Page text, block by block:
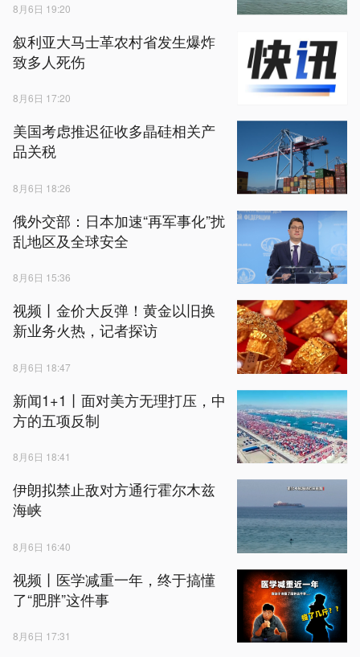
8月6日 19:20
叙利亚大马士革农村省发生爆炸
致多人死伤
8月6日 17:20
美国考虑推迟征收多晶硅相关产
品关税
8月6日 18:26
俄外交部：日本加速“再军事化”扰
乱地区及全球安全
8月6日 15:36
视频丨金价大反弹！黄金以旧换
新业务火热，记者探访
8月6日 18:47
新闻1+1丨面对美方无理打压，中
方的五项反制
8月6日 18:41
伊朗拟禁止敌对方通行霍尔木兹
海峡
8月6日 16:40
视频丨医学减重一年，终于搞懂
了“肥胖”这件事
8月6日 17:31